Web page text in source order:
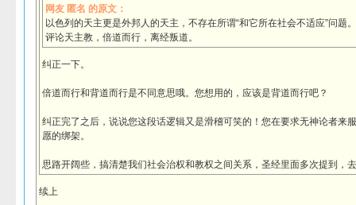
网友 匿名 的原文：
以色列的天主更是外邦人的天主，不存在所谓“和它所在社会不适应”问题
评论天主教，倍道而行，离经叛道。
纠正一下。
倍道而行和背道而行是不同意思哦。您想用的，应该是背道而行吧？
纠正完了之后，说说您这段话逻辑又是滑稽可笑的！您在要求无神论者来
愿的绑架。
思路开阔些，搞清楚我们社会治权和教权之间关系，圣经里面多次提到，
续上